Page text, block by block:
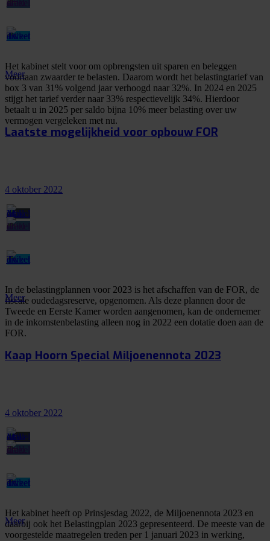
Het kabinet stelt voor om opbrengsten uit sparen en beleggen
voortaan zwaarder te belasten. Daarom wordt het belastingtarief van
box 3 van 31% volgend jaar verhoogd naar 32%. In 2024 en 2025
stijgt het tarief verder naar 33% respectievelijk 34%. Hierdoor
betaalt u in 2025 per saldo bijna 10% meer belasting over uw
vermogen vergeleken met nu.
Meer
Laatste mogelijkheid voor opbouw FOR
4 oktober 2022
In de belastingplannen voor 2023 is het afschaffen van de FOR, de
fiscale oudedagsreserve, opgenomen. Als deze plannen door de
Tweede en Eerste Kamer worden aangenomen, kan de ondernemer
in de inkomstenbelasting alleen nog in 2022 een dotatie doen aan de
FOR.
Meer
Kaap Hoorn Special Miljoenennota 2023
4 oktober 2022
Het kabinet heeft op Prinsjesdag 2022, de Miljoenennota 2023 en
daarbij ook het Belastingplan 2023 gepresenteerd. De meeste van de
voorgestelde maatregelen treden per 1 januari 2023 in werking,
Meer